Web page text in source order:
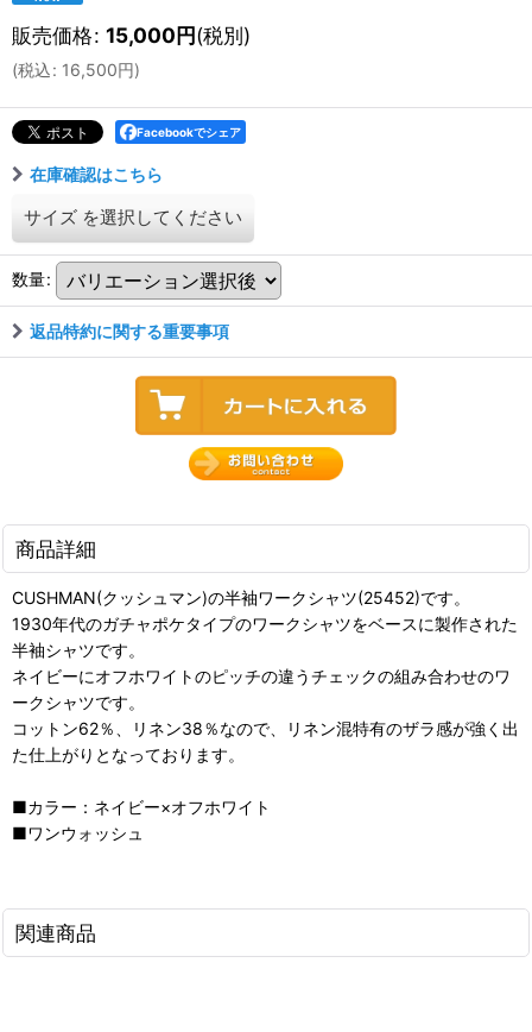
販売価格: 15,000円(税別)
(税込: 16,500円)
Facebookでシェア
在庫確認はこちら
サイズ を選択してください
数量:
返品特約に関する重要事項
商品詳細
CUSHMAN(クッシュマン)の半袖ワークシャツ(25452)です。
1930年代のガチャポケタイプのワークシャツをベースに製作された
半袖シャツです。
ネイビーにオフホワイトのピッチの違うチェックの組み合わせのワ
ークシャツです。
コットン62％、リネン38％なので、リネン混特有のザラ感が強く出
た仕上がりとなっております。
■カラー：ネイビー×オフホワイト
■ワンウォッシュ
関連商品